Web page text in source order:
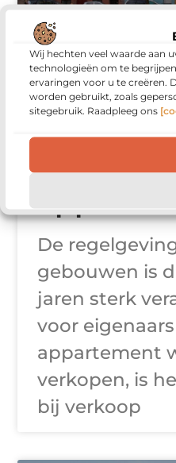
Wij hechten veel waarde aan
technologieën om te
ervaringen voor u te creëren.
worden gebruikt, zoals
sitegebruik. Raadpleeg ons
Alles
weten
verkoop
De
gebouwen is
jaren sterk
voor
appartement
verkopen, is
bij verkoop